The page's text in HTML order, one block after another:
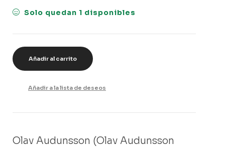
Solo quedan 1 disponibles
Añadir al carrito
Añadir a la lista de deseos
Olav Audunsson (Olav Audunsson